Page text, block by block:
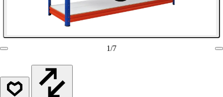
1/7